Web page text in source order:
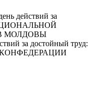
действий за
МОЛДОВЫ